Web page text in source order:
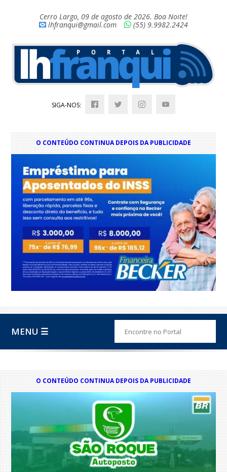
Cerro Largo, 09 de agosto de 2026. Boa Noite!
lhfranqui@gmail.com
(55) 9.9982.2424
SIGA-NOS:
O CONTEÚDO CONTINUA DEPOIS DA PUBLICIDADE
MENU ☰
O CONTEÚDO CONTINUA DEPOIS DA PUBLICIDADE